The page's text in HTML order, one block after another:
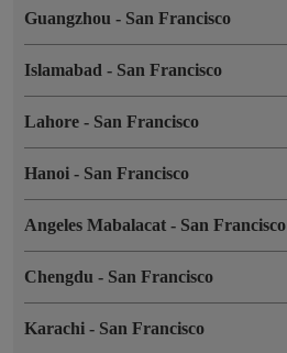
Guangzhou - San Francisco
Islamabad - San Francisco
Lahore - San Francisco
Hanoi - San Francisco
Angeles Mabalacat - San Francisco
Chengdu - San Francisco
Karachi - San Francisco